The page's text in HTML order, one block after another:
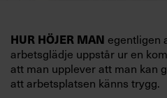
HUR HÖJER MAN egentligen
arbetsglädje uppstår ur en
att man upplever att man kan
att arbetsplatsen känns trygg.